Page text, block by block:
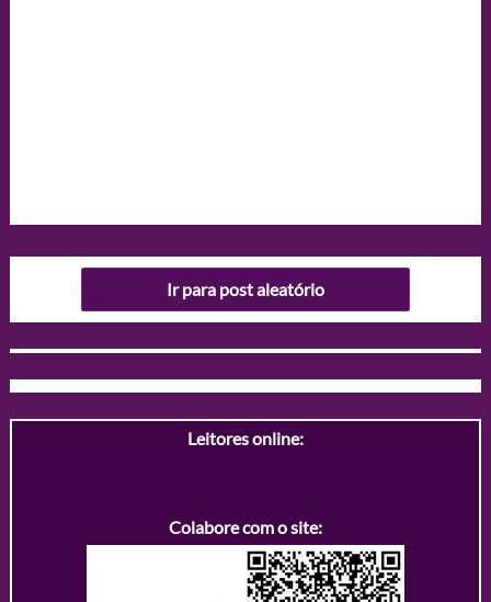
Ir para post aleatório
Leitores online:
Colabore com o site: